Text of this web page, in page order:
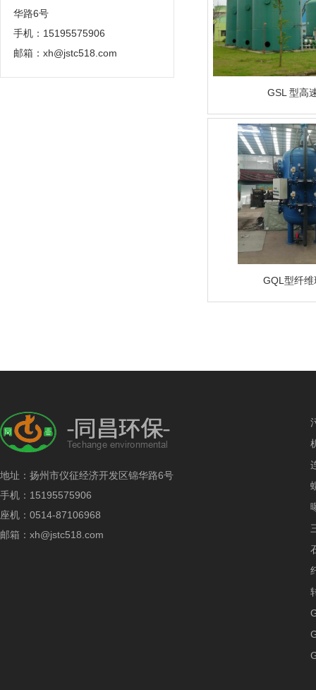
华路6号
手机：15195575906
邮箱：xh@jstc518.com
GSL 型高
GQL型纤
地址：扬州市仪征经济开发区锦华路6号
手机：15195575906
座机：0514-87106968
邮箱：xh@jstc518.com